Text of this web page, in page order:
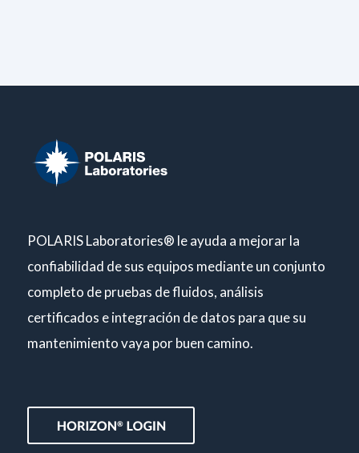
POLARIS Laboratories® le ayuda a mejorar la
confiabilidad de sus equipos mediante un conjunto
completo de pruebas de fluidos, análisis
certificados e integración de datos para que su
mantenimiento vaya por buen camino.